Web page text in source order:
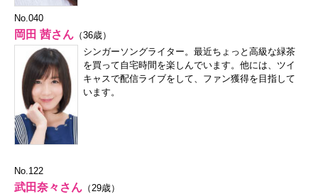
No.040
岡田 茜さん （36歳）
シンガーソングライター。最近ちょっと高級な緑茶
を買って自宅時間を楽しんでいます。他には、ツイ
キャスで配信ライブをして、ファン獲得を目指して
います。
No.122
武田奈々さん （29歳）